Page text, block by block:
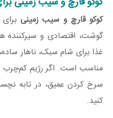
کوکو قارچ و سیب زمینی
گوشت، اقتصادی و سیرکننده
غذا برای شام سبک، ناهار
مناسب است. اگر رژیم کم‌چرب
سرخ کردن عمیق، در تابه
کنید.